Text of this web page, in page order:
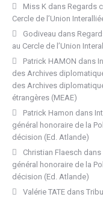
Miss K dans Regards
Cercle de l’Union
Godiveau dans
au Cercle de l’Union
Patrick HAMON dans
des Archives
des Archives
étrangères (MEAE)
Patrick Hamon dans
général honoraire de la
décision (Ed. Atlande)
Christian Flaesch dans
général honoraire de la
décision (Ed. Atlande)
Valérie TATE dans